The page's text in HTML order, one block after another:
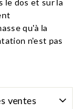
qu'à la
n'est pas